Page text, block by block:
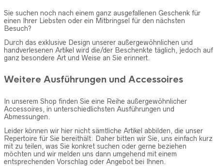
Sie suchen noch nach einem ganz ausgefallenen Geschenk für
einen Ihrer Liebsten oder ein Mitbringsel für den nächsten
Besuch?
Durch das exklusive Design unserer außergewöhnlichen und
handverlesenen Artikel wird die/der Beschenkte täglich, jedoch auf
ganz besondere Art und Weise an Sie erinnert.
Weitere Ausführungen und Accessoires
In unserem Shop finden Sie eine Reihe außergewöhnlicher
Accessoires, in unterschiedlichsten Ausführungen und
Abmessungen.
Leider können wir hier nicht sämtliche Artikel abbilden, die unser
Repertoire für Sie bereithält. Daher bitten wir Sie, uns einfach kurz
mit zu teilen, was Sie konkret suchen oder gerne beziehen
möchten und wir melden uns dann umgehend mit einem
entsprechenden Vorschlag oder Angebot bei Ihnen.